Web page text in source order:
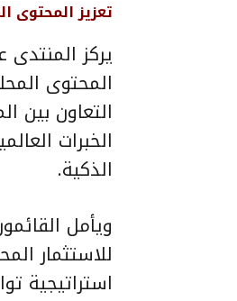
تعزيز المحتوى
يركز
المحتوى
التعاون بين
الخبرات
الذكية.
ويأمل
للاستثمار
استراتيجية